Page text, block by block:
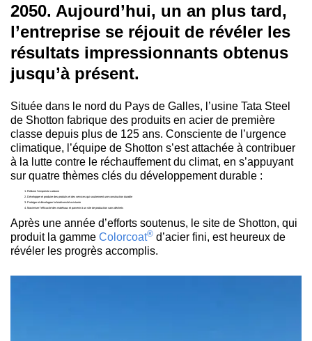
2050. Aujourd’hui, un an plus tard,
l’entreprise se réjouit de révéler les
résultats impressionnants obtenus
jusqu’à présent.
Située dans le nord du Pays de Galles, l’usine Tata Steel
de Shotton fabrique des produits en acier de première
classe depuis plus de 125 ans. Consciente de l’urgence
climatique, l’équipe de Shotton s’est attachée à contribuer
à la lutte contre le réchauffement du climat, en s’appuyant
sur quatre thèmes clés du développement durable :
Réduire l’empreinte carbone
Développer et produire des produits et des services qui soutiennent une construction durable
Protéger et développer la biodiversité existante
Maximiser l’efficacité des matériaux et parvenir à un site de production sans déchets
Après une année d’efforts soutenus, le site de Shotton, qui
produit la gamme Colorcoat® d’acier fini, est heureux de
révéler les progrès accomplis.